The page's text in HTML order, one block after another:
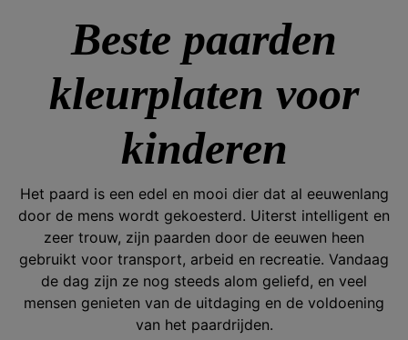
Beste paarden
kleurplaten voor
kinderen
Het paard is een edel en mooi dier dat al eeuwenlang
door de mens wordt gekoesterd. Uiterst intelligent en
zeer trouw, zijn paarden door de eeuwen heen
gebruikt voor transport, arbeid en recreatie. Vandaag
de dag zijn ze nog steeds alom geliefd, en veel
mensen genieten van de uitdaging en de voldoening
van het paardrijden.